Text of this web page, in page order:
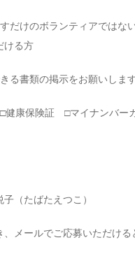
だけのボランティアではな
ける方
る書類の掲示をお願いしま
健康保険証 □マイナンバー
（たばたえつこ）
、メールでご応募いただける